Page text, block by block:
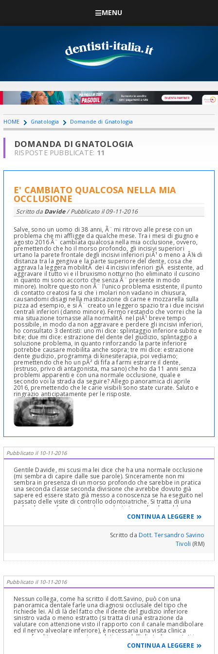
MENU
HOME Gnatologia Domande di Gnatologia
DOMANDA DI GNATOLOGIA
RISPOSTE PUBBLICATE: 11
E' CAMBIATO QUALCOSA NELLA MIA
OCCLUSIONE
Scritto da Davide/ Pubblicato il09-11-2016
Salve, sono un uomo di 38 anni, Ã¨ mi ritrovo alle prese con un
problema che mi affligge da qualche mese. Tra i mesi di giugno e
agosto 2016 Ã¨ cambiata qualcosa nella mia occlusione, ovvero,
premettendo che ho il morso profondo, gli incisivi superiori
urtano la parete frontale degli incisivi inferiori piÃ¹ o meno a Â¼ di
distanza tra la gengiva e la parte superiore del dente, cosa che
aggrava la leggera mobilitÃ dei 4 incisivi inferiori giÃ esistente, ad
aggravare il tutto vi e il bruxismo notturno (ho eliminato il cuscino
in quanto mi sono accorto che senza Ã¨ presente in modo
minore). Inoltre questo non Ã¨ l'unico problema esistente, il punto
di contatto creatosi fa si che i molari non vadano in chiusura,
causandomi disagi nella masticazione di carne e mozzarella sulla
pizza ad esempio, e si Ã¨ creato un leggero spazio tra i due incisivi
centrali inferiori (danno minore). Fermo restando che vorrei che la
mia situazione tornasse alla normalitÃ nel piÃ¹ breve tempo
possibile, in modo da non aggravare e perdere gli incisivi inferiori,
ho consultato 3 dentisti: uno mi dice: splintaggio inferiore subito e
bite; due mi dice: estrazione del dente del giudizio, splintaggio a
soluzione problema, in quanto rinforzando la parte inferiore
potrebbe causare mobilita anche sopra; tre mi dice: estrazione
dente giudizio, programma di kinesiterapia, poi vediamo;
premettendo che ho un pÃ² di fifa a farmi estrarre il dente,
(estruso, privo di antagonista, ma sano) che ho da 11 anni senza
problemi apparenti e con una normale occlusione, quale e
secondo voi la strada da seguire? Allego panoramica di aprile
2016, premettendo che le carie visibili sono state curate. Saluto e
ringrazio anticipatamente per le risposte.
Pubblicato il 10-11-2016
Gentile Davide, mi scusi ma lei dice che ha una normale occlusione
(mi sembra di capire dalle sue parole). Sinceramente non mi
sembra in presenza di un morso profondo che sarebbe in pratica
una seconda classe seconda divisione che avrebbe dovuto già
sapere ed essere stato già messo a conoscenza se ha eseguito nel
passato delle visite di controllo odontoiatriche. Si tratta di una
malocclusione frequente e che un dentista medio dovrebbe
riconoscere facilmente. Lei domanda e chiede consiglio su cosa
fare pensando si possa fare diagnosi e consigliare terapie
adeguate analizzando una semplice panoramica? Debbo
purtroppo deluderla. La diagnosi scaturisce da un accurato studio
comprendente una accurata visita sia dentale che parodontale che
gnatologica rilievo impronte montate su articolatore ed analisi di
tempo fa in età adolescenziale per avere risultati ottimali. Le
consiglierei di rivolgersi ad un buon ortodontista, esperto e di
buona fama senza girare a lungo e sentire tanti pareri che
possono sicuramente confonderla. Cordialmente
CONTINUA A LEGGERE
Scritto daDott. Tersandro Savino
Tivoli (RM)
Pubblicato il 10-11-2016
Nessun collega, come ha scritto il dott.Savino, può con una
panoramica dentale farle una diagnosi occlusale del tipo che
richiede lei. Al di là del fatto che il dente del giudizio inferiore
sinistro vada o meno estratto (si tratta di una estrazione da
valutare con attenzione visto il rapporto con il canale mandibolare
ed il nervo alveolare inferiore), è necessaria una visita clinica
approfondita con impronte e relativi modelli di studio montati in
articolare, per diagnosticare una eventuale malocclusione nei suoi
aspetti e nei suoi possibili trattamenti. Lo splintaggio, in caso di
CONTINUA A LEGGERE